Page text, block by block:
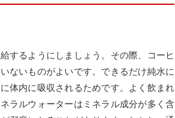
するようにしましょう。その際、コーヒ
ないものがよいです。できるだけ純水に
体内に吸収されるためです。よく飲まれ
ラルウォーターはミネラル成分が多く含